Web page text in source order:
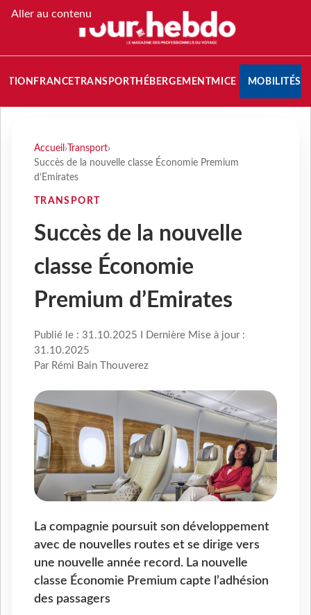
Aller au contenu
FRANCETRANSPORT HÉBERGEMENTMICE MOBILITÉS
Accueil › Transport›
Succès de la nouvelle classe Économie Premium
d’Emirates
TRANSPORT
Succès de la nouvelle
classe Économie
Premium d’Emirates
Publié le : 31.10.2025 I Dernière Mise à jour :
31.10.2025
Par Rémi Bain Thouverez
La compagnie poursuit son développement
avec de nouvelles routes et se dirige vers
une nouvelle année record. La nouvelle
classe Économie Premium capte l’adhésion
des passagers